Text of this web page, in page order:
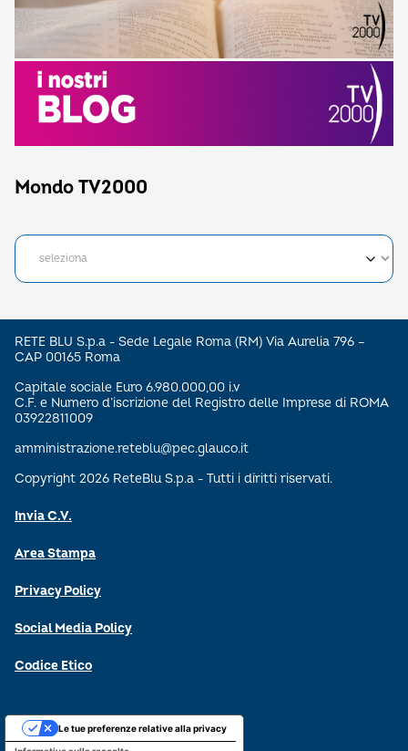
Mondo TV2000
RETE BLU S.p.a - Sede Legale Roma (RM) Via Aurelia 796 –
CAP 00165 Roma
Capitale sociale Euro 6.980.000,00 i.v
C.F. e Numero d’iscrizione del Registro delle Imprese di ROMA
03922811009
amministrazione.reteblu@pec.glauco.it
Copyright 2026 ReteBlu S.p.a - Tutti i diritti riservati.
Invia C.V.
Area Stampa
Privacy Policy
Social Media Policy
Codice Etico
Le tue preferenze relative alla privacy